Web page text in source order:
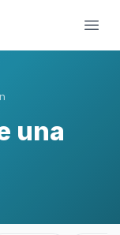
una